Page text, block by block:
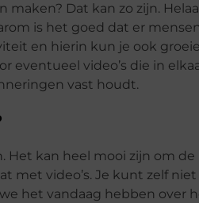
Dat kan zo zijn.
is het goed dat er
en hierin kun je ook
eventueel video’s die in
vast houdt.
kan heel mooi zijn om
met video’s. Je kunt zelf
het vandaag hebben over